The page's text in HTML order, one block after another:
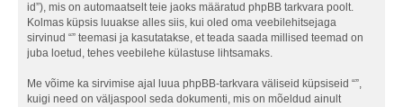
id”), mis on automaatselt teie jaoks määratud phpBB tarkvara poolt.
Kolmas küpsis luuakse alles siis, kui oled oma veebilehitsejaga
sirvinud “” teemasi ja kasutatakse, et teada saada millised teemad on
juba loetud, tehes veebilehe külastuse lihtsamaks.
Me võime ka sirvimise ajal luua phpBB-tarkvara väliseid küpsiseid “”,
kuigi need on väljaspool seda dokumenti, mis on mõeldud ainult